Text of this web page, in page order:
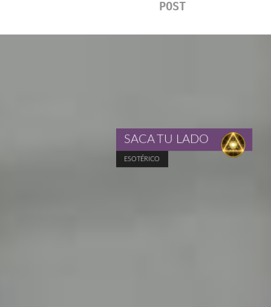
POST
ESOTÉRICO
SACA TU LADO